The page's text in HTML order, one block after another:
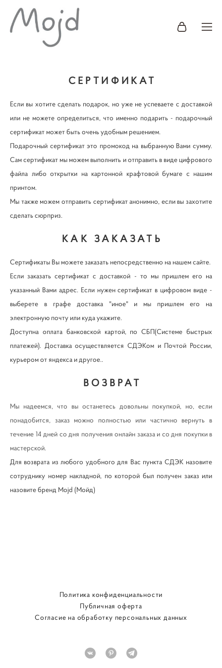
СЕРТИФИКАТ
Если вы хотите сделать подарок, но уже не успеваете с доставкой
или не можете определиться, что именно подарить - подарочный
сертификат может быть очень удобным решением.
Подарочный сертификат это промокод на выбранную Вами сумму.
Сам сертификат мы можем выполнить и отправить в виде цифрового
файла либо открытки на картонной крафтовой бумаге с нашим
принтом.
Мы также можем отправить сертификат анонимно, если вы захотите
сделать сюрприз.
КАК ЗАКАЗАТЬ
Сертификаты Вы можете заказать непосредственно на нашем сайте.
Если заказать сертификат с доставкой - то мы пришлем его на
указанный Вами адрес. Если нужен сертификат в цифровом виде -
выберете в графе доставка "иное" и мы пришлем его на
электронную почту или куда укажите.
Доступна оплата банковской картой, по СБП(Системе быстрых
платежей). Доставка осуществляется СДЭКом и Почтой России,
курьером от яндекса и другое..
ВОЗВРАТ
Мы надеемся, что вы останетесь довольны покупкой, но, если
понадобится, заказ можно полностью или частично вернуть в
течение 14 дней со дня получения онлайн заказа и со дня покупки в
мастерской.
Для возврата из любого удобного для Вас пункта СДЭК назовите
сотруднику номер накладной, по которой был получен заказ или
назовите бренд Mojd (Мойд)
Политика конфиденциальности
Публичная оферта
Согласие на обработку персональных данных